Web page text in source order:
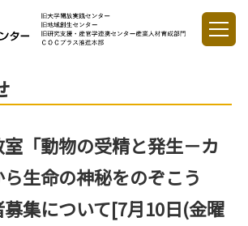
「動物の受精と発生－カ
生命の神秘をのぞこう
集について[7月10日(金曜